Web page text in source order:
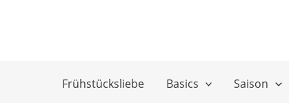
Frühstücksliebe Basics Saison